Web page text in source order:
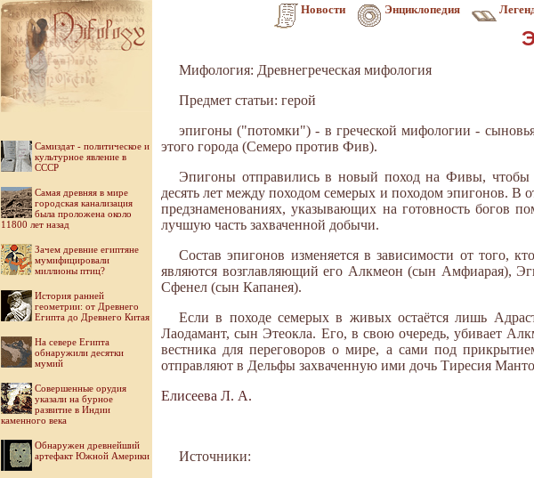
Новости Энциклопедия
Самиздат - политическое и
культурное явление в
СССР
Самая древняя в мире
городская канализация
была проложена около
11800 лет назад
Зачем древние египтяне
мумифицировали
миллионы птиц?
История ранней
геометрии: от Древнего
Египта до Древнего Китая
На севере Египта
обнаружили десятки
мумий
Совершенные орудия
указали на бурное
развитие в Индии
каменного века
Обнаружен древнейший
артефакт Южной Америки
Мифология: Древнегреческая мифология
Предмет статьи: герой
эпигоны ("потомки") - в греческой мифологии -
этого города (Семеро против Фив).
Эпигоны отправились в новый поход на Фивы, чтобы
десять лет между походом семерых и походом эпигонов. В
предзнаменованиях, указывающих на готовность богов
лучшую часть захваченной добычи.
Состав эпигонов изменяется в зависимости от того,
являются возглавляющий его Алкмеон (сын Амфиарая),
Сфенел (сын Капанея).
Если в походе семерых в живых остаётся лишь
Лаодамант, сын Этеокла. Его, в свою очередь, убивает
вестника для переговоров о мире, а сами под
отправляют в Дельфы захваченную ими дочь Тиресия
Елисеева Л. А.
Источники: